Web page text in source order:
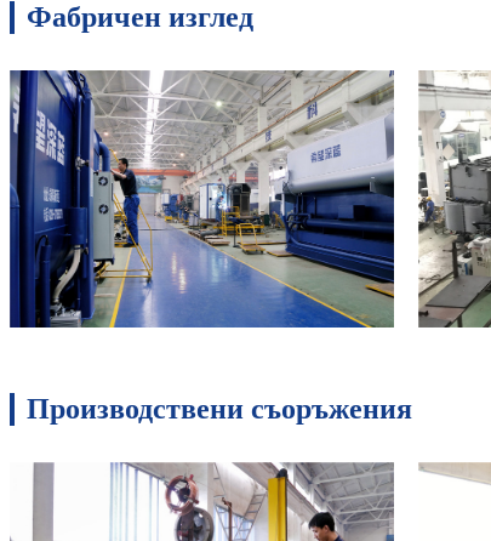
Фабричен изглед
Производствени съоръжения